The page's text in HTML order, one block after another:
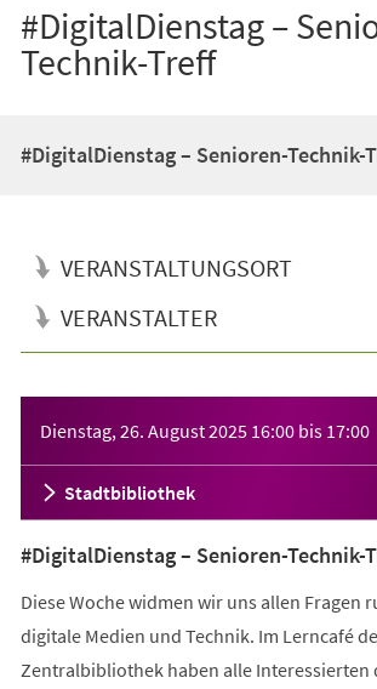
#DigitalDienstag –
Technik-Treff
#DigitalDienstag – Senioren-Technik-
VERANSTALTUNGSORT
VERANSTALTER
Dienstag, 26. August 2025 16:00 bis 17:00
Stadtbibliothek
#DigitalDienstag – Senioren-Technik-
Diese Woche widmen wir uns allen Fragen
digitale Medien und Technik. Im Lerncafé
Zentralbibliothek haben alle Interessierten